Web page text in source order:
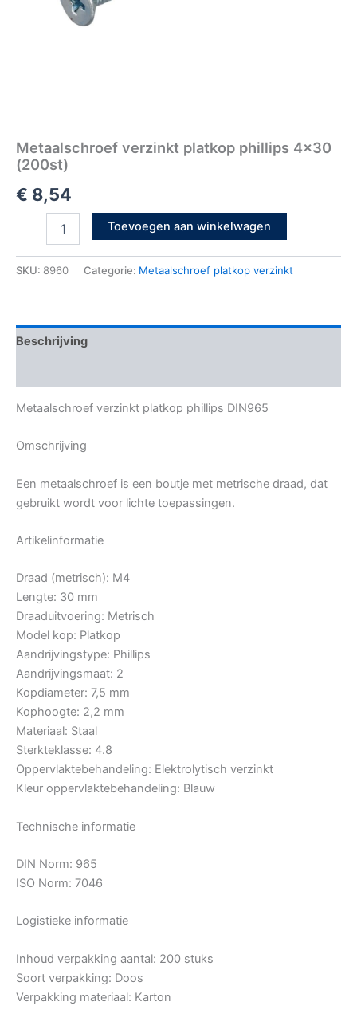
Metaalschroef verzinkt platkop phillips 4×30
(200st)
€ 8,54
Toevoegen aan winkelwagen
SKU: 8960 Categorie: Metaalschroef platkop verzinkt
Beschrijving
Metaalschroef verzinkt platkop phillips DIN965
Omschrijving
Een metaalschroef is een boutje met metrische draad, dat
gebruikt wordt voor lichte toepassingen.
Artikelinformatie
Draad (metrisch): M4
Lengte: 30 mm
Draaduitvoering: Metrisch
Model kop: Platkop
Aandrijvingstype: Phillips
Aandrijvingsmaat: 2
Kopdiameter: 7,5 mm
Kophoogte: 2,2 mm
Materiaal: Staal
Sterkteklasse: 4.8
Oppervlaktebehandeling: Elektrolytisch verzinkt
Kleur oppervlaktebehandeling: Blauw
Technische informatie
DIN Norm: 965
ISO Norm: 7046
Logistieke informatie
Inhoud verpakking aantal: 200 stuks
Soort verpakking: Doos
Verpakking materiaal: Karton